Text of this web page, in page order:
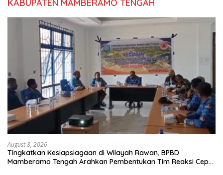
KABUPATEN MAMBERAMO TENGAH
August 8, 2026
Tingkatkan Kesiapsiagaan di Wilayah Rawan, BPBD
Mamberamo Tengah Arahkan Pembentukan Tim Reaksi Cepat